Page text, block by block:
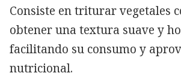
Consiste en triturar vegetales
obtener una textura suave y
facilitando su consumo y
nutricional.